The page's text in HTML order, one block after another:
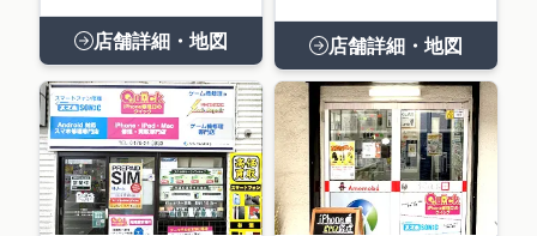
店舗詳細・地図 店舗詳細・地図